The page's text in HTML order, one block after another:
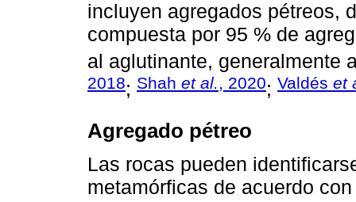
incluyen agregados pétreos,
compuesta por 95 % de
al aglutinante, generalmente
2018; Shah et al., 2020; Valdés et
Agregado pétreo
Las rocas pueden
metamórficas de acuerdo